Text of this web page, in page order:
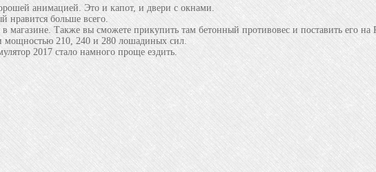
анимацией. Это и капот, и двери с окнами.
нравится больше всего.
в магазине. Также вы сможете прикупить там бетонный противовес и поставить его на
мощностью 210, 240 и 280 лошадиных сил.
2017 стало намного проще ездить.